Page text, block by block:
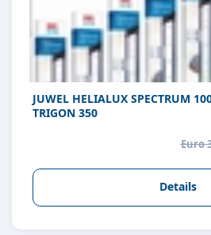
JUWEL HELIALUX SPECTRUM
TRIGON 350
Euro
Details